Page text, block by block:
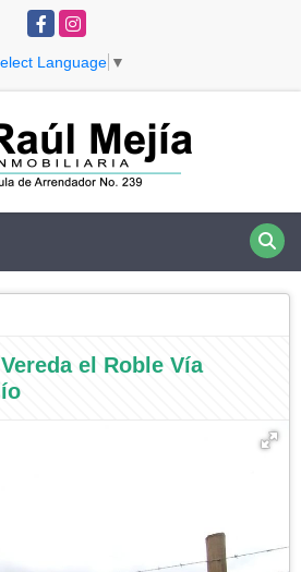
FacebookInstagram
Language ▼
el Roble Vía